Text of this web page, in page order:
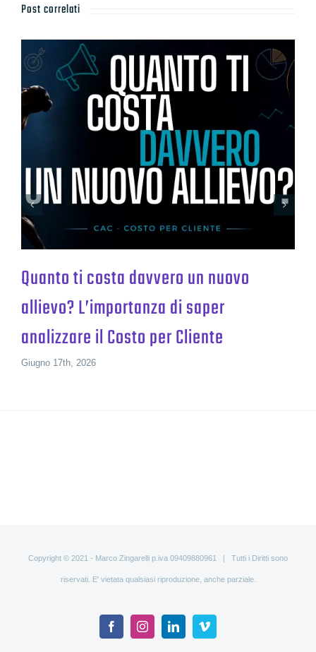
Post correlati
Quanto ti costa davvero un nuovo
allievo? L’importanza di saper
analizzare il Costo per Cliente
Giugno 17th, 2026
Copyright © 2021 - Marco Zingarelli p.iva 09409880961 | Tutti i Diritti sono
riservati. E' vietata qualsiasi riproduzione, anche parziale.
FacebookInstagramLinkedInVimeo